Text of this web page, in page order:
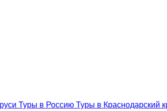
Туры в РоссиюТуры в Краснодарский